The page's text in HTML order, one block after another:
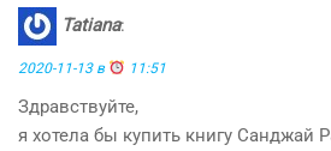
Tatiana:
2020-11-13 в 11:51
Здравствуйте,
я хотела бы купить книгу Санджай